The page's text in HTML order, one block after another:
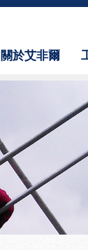
關於艾非爾